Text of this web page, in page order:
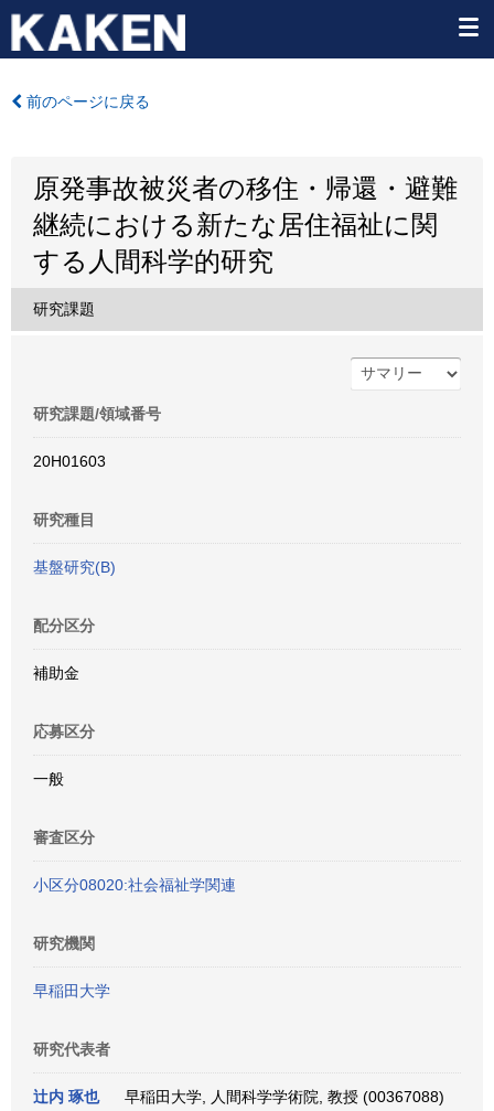
前のページに戻る
原発事故被災者の移住・帰還・避難
継続における新たな居住福祉に関
する人間科学的研究
研究課題
研究課題/領域番号
20H01603
研究種目
基盤研究(B)
配分区分
補助金
応募区分
一般
審査区分
小区分08020:社会福祉学関連
研究機関
早稲田大学
研究代表者
辻内 琢也 早稲田大学, 人間科学学術院, 教授 (00367088)